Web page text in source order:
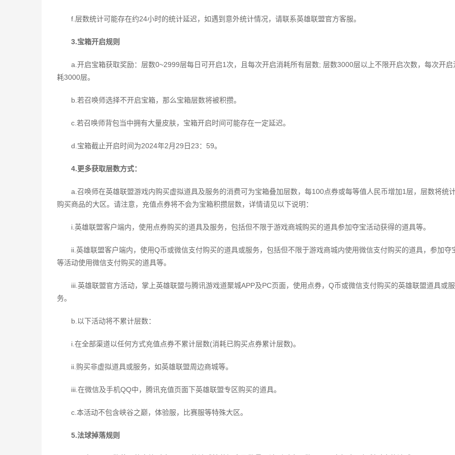
f.层数统计可能存在约24小时的统计延迟，如遇到意外统计情况，请联系英雄联盟官方客服。
3.宝箱开启规则
a.开启宝箱获取奖励：层数0~2999层每日可开启1次，且每次开启消耗所有层数; 层数3000层以上不限开启次数，每次开启
耗3000层。
b.若召唤师选择不开启宝箱，那么宝箱层数将被积攒。
c.若召唤师背包当中拥有大量皮肤，宝箱开启时间可能存在一定延迟。
d.宝箱截止开启时间为2024年2月29日23：59。
4.更多获取层数方式：
a.召唤师在英雄联盟游戏内购买虚拟道具及服务的消费可为宝箱叠加层数，每100点券或每等值人民币增加1层，层数将统
购买商品的大区。请注意，充值点券将不会为宝箱积攒层数，详情请见以下说明：
i.英雄联盟客户端内，使用点券购买的道具及服务，包括但不限于游戏商城购买的道具参加夺宝活动获得的道具等。
ii.英雄联盟客户端内，使用Q币或微信支付购买的道具或服务，包括但不限于游戏商城内使用微信支付购买的道具，参加夺
等活动使用微信支付购买的道具等。
iii.英雄联盟官方活动，掌上英雄联盟与腾讯游戏道聚城APP及PC页面，使用点券，Q币或微信支付购买的英雄联盟道具或服
务。
b.以下活动将不累计层数：
i.在全部渠道以任何方式充值点券不累计层数(消耗已购买点券累计层数)。
ii.购买非虚拟道具或服务，如英雄联盟周边商城等。
iii.在微信及手机QQ中，腾讯充值页面下英雄联盟专区购买的道具。
c.本活动不包含峡谷之巅，体验服，比赛服等特殊大区。
5.法球掉落规则